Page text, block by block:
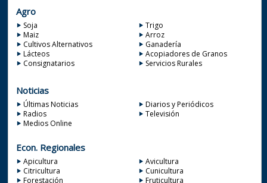
Agro
Soja
Trigo
Maiz
Arroz
Cultivos Alternativos
Ganadería
Lácteos
Acopiadores de Granos
Consignatarios
Servicios Rurales
Noticias
Últimas Noticias
Diarios y Periódicos
Radios
Televisión
Medios Online
Econ. Regionales
Apicultura
Avicultura
Citricultura
Cunicultura
Forestación
Fruticultura